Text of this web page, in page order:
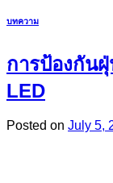
บทความ
การป้องกัน
LED
Posted on July 5,